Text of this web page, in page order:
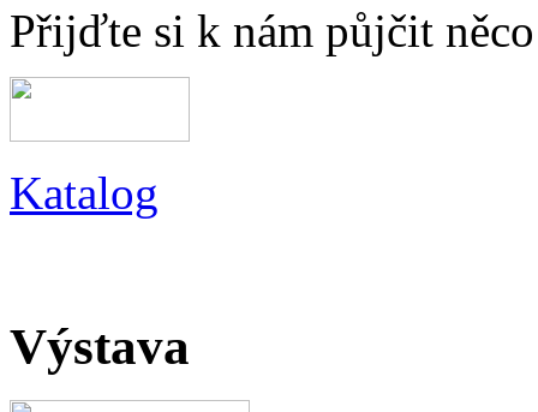
Přijďte si k nám půjčit
Katalog
Výstava